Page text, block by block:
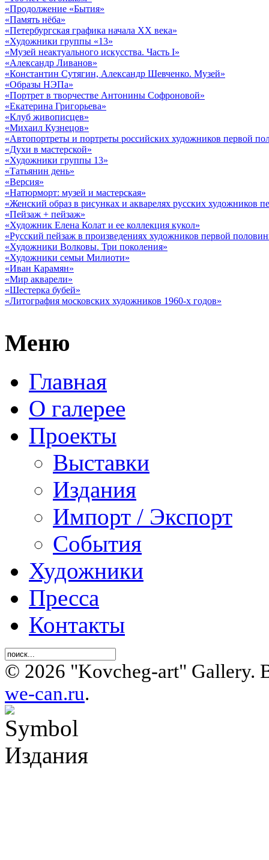
«Продолжение «Бытия»
«Память нёба»
«Петербургская графика начала ХХ века»
«Художники группы «13»
«Музей неактуального искусства. Часть I»
«Александр Ливанов»
«Константин Сутягин, Александр Шевченко. Музей»
«Образы НЭПа»
«Портрет в творчестве Антонины Софроновой»
«Екатерина Григорьева»
«Клуб живописцев»
«Михаил Кузнецов»
«Автопортреты и портреты российских художников первой
«Духи в мастерской»
«Художники группы 13»
«Татьянин день»
«Версия»
«Натюрморт: музей и мастерская»
«Женский образ в рисунках и акварелях русских художников
«Пейзаж + пейзаж»
«Художник Елена Колат и ее коллекция кукол»
«Русский пейзаж в произведениях художников первой
«Художники Волковы. Три поколения»
«Художники семьи Милиоти»
«Иван Карамян»
«Мир акварели»
«Шестерка бубей»
«Литография московских художников 1960-х годов»
Меню
Главная
О галерее
Проекты
Выставки
Издания
Импорт / Экспорт
События
Художники
Пресса
Контакты
© 2026 "Kovcheg-art" Gallery.
we-can.ru.
Издания